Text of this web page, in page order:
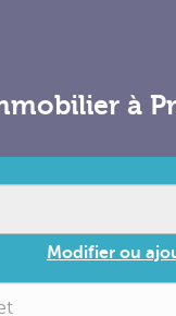
à
Modifier ou